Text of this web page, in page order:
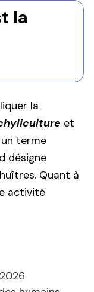
la
la
et
terme
désigne
Quant à
activité